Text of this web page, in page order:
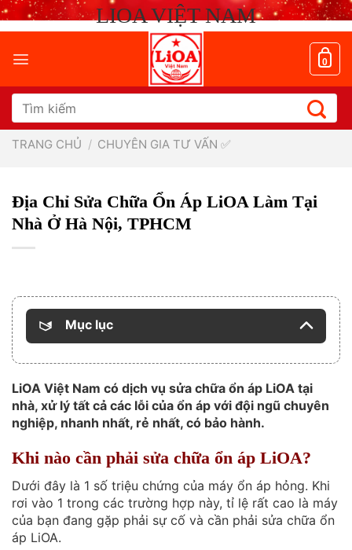
Chuyển
đến
dung
LIOA VIỆT NAM
0
Tìm
kiếm:
TRANG CHỦ / CHUYÊN GIA TƯ VẤN ✅
Địa Chỉ Sửa Chữa Ổn Áp LiOA Làm Tại
Nhà Ở Hà Nội, TPHCM
Mục lục
LiOA Việt Nam có dịch vụ sửa chữa ổn áp LiOA tại
nhà, xử lý tất cả các lỗi của ổn áp với đội ngũ chuyên
nghiệp, nhanh nhất, rẻ nhất, có bảo hành.
Khi nào cần phải sửa chữa ổn áp LiOA?
Dưới đây là 1 số triệu chứng của máy ổn áp hỏng. Khi
rơi vào 1 trong các trường hợp này, tỉ lệ rất cao là máy
của bạn đang gặp phải sự cố và cần phải sửa chữa ổn
áp LiOA.